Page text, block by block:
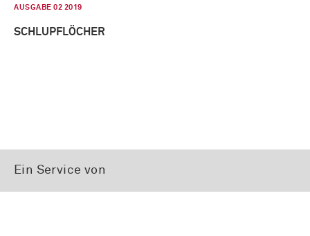
AUSGABE 02 2019
SCHLUPFLÖCHER
Ein Service von